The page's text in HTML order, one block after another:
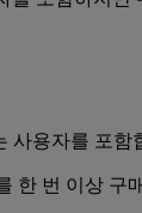
사용자를 포함
한 번 이상 구